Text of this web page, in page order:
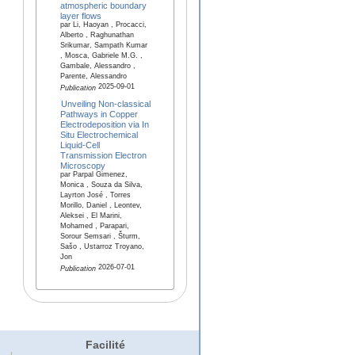
atmospheric boundary
layer flows
par Li, Haoyan , Procacci,
Alberto , Raghunathan
Srikumar, Sampath Kumar
, Mosca, Gabriele M.G. ,
Gambale, Alessandro ,
Parente, Alessandro
Publication2025-09-01
Unveiling Non‐classical
Pathways in Copper
Electrodeposition via In
Situ Electrochemical
Liquid‐Cell
Transmission Electron
Microscopy
par Parpal Gimenez,
Monica , Souza da Silva,
Layrton José , Torres
Morillo, Daniel , Leontev,
Aleksei , El Marini,
Mohamed , Parapari,
Sorour Semsari , Šturm,
Sašo , Ustarroz Troyano,
Jon
Publication2026-07-01
Facilité